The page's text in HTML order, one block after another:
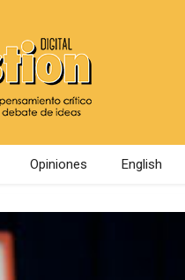
Opiniones English